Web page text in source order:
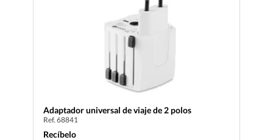
Adaptador universal de viaje de 2 polos
Ref. 68841
Recíbelo